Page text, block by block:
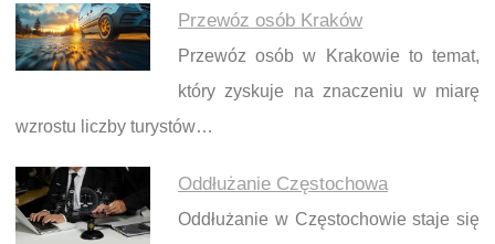
Przewóz osób Kraków
Przewóz osób w Krakowie to temat,
który zyskuje na znaczeniu w miarę
wzrostu liczby turystów…
Oddłużanie Częstochowa
Oddłużanie w Częstochowie staje się